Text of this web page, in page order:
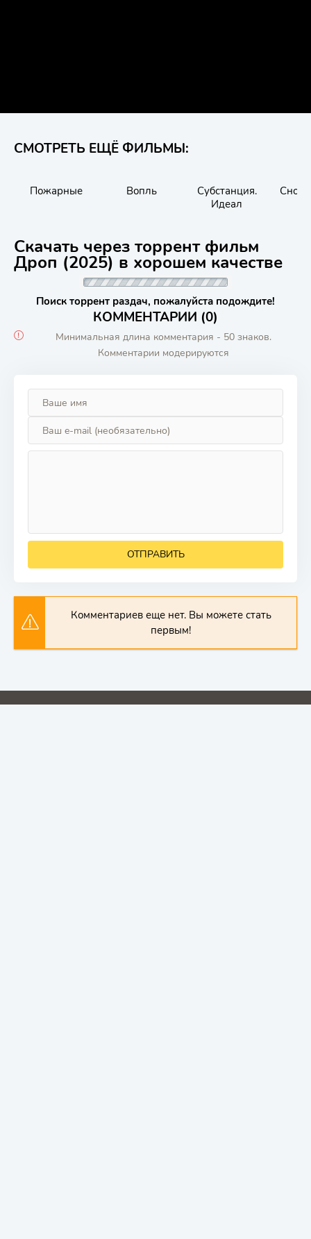
СМОТРЕТЬ ЕЩЁ ФИЛЬМЫ:
Пожарные Вопль
Субстанция.
Идеал
Скачать через торрент фильм
Дроп (2025) в хорошем качестве
Поиск торрент раздач, пожалуйста подождите!
КОММЕНТАРИИ (0)
Минимальная длина комментария - 50 знаков.
Комментарии модерируются
ОТПРАВИТЬ
Комментариев еще нет. Вы можете стать
первым!